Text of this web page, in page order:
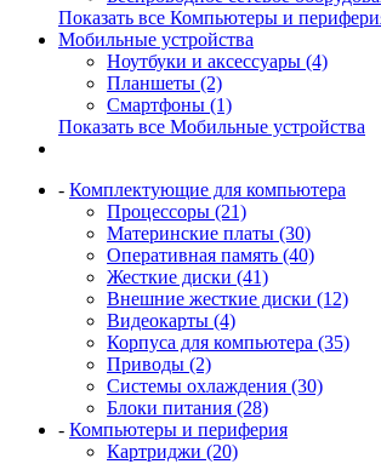
Показать все Компьютеры и
Мобильные устройства
Ноутбуки и аксессуары (4)
Планшеты (2)
Смартфоны (1)
Показать все Мобильные устройства
- Комплектующие для компьютера
Процессоры (21)
Материнские платы (30)
Оперативная память (40)
Жесткие диски (41)
Внешние жесткие диски (12)
Видеокарты (4)
Корпуса для компьютера (35)
Приводы (2)
Системы охлаждения (30)
Блоки питания (28)
- Компьютеры и периферия
Картриджи (20)